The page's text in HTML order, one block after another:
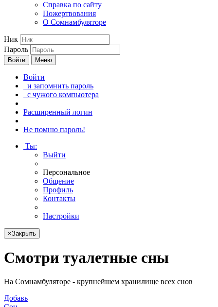
Справка по сайту
Пожертвования
О Сомнамбуляторе
Ник
Пароль
Войти Меню
Войти
и запомнить пароль
с чужого компьютера
Расширенный логин
Не помню пароль!
Ты:
Выйти
Персональное
Общение
Профиль
Контакты
Настройки
×Закрыть
Смотри туалетные сны
На Сомнамбуляторе - крупнейшем хранилище всех снов
Добавь